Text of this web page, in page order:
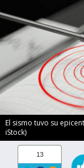
El sismo tuvo su
iStock)
13